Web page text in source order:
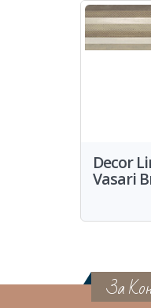
Decor
Vasari
За